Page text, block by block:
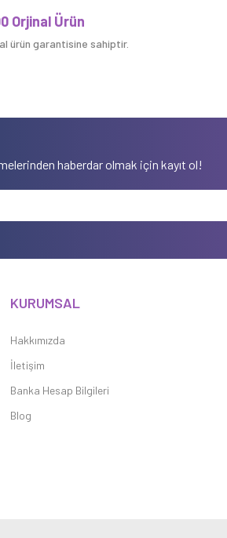
Orjinal Ürün
ürün garantisine sahiptir.
haberdar olmak için kayıt ol!
KURUMSAL
Hakkımızda
İletişim
Banka Hesap Bilgileri
Blog